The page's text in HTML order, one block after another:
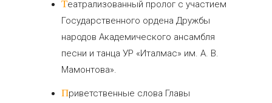
Театрализованный пролог с участием
Государственного ордена Дружбы
народов Академического ансамбля
песни и танца УР «Италмас» им. А. В.
Мамонтова».
Приветственные слова Главы